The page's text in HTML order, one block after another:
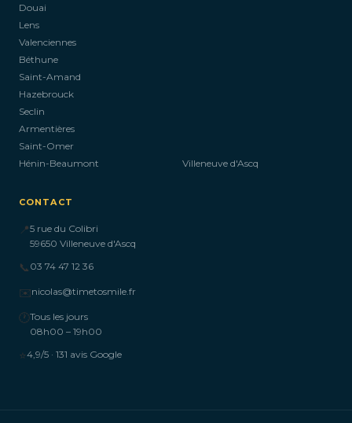
Douai
Lens
Valenciennes
Béthune
Saint-Amand
Hazebrouck
Seclin
Armentières
Saint-Omer
Hénin-Beaumont
Villeneuve d'Ascq
CONTACT
📍5 rue du Colibri
59650 Villeneuve d'Ascq
📞 03 74 47 12 36
✉️nicolas@timetosmile.fr
🕐Tous les jours
08h00 – 19h00
⭐4,9/5 · 131 avis Google